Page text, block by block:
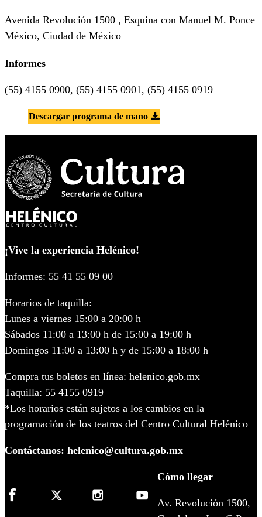
Avenida Revolución 1500 , Esquina con Manuel M. Ponce
México, Ciudad de México
Informes
(55) 4155 0900, (55) 4155 0901, (55) 4155 0919
Descargar programa de mano
¡Vive la experiencia Helénico!
Informes: 55 41 55 09 00
Horarios de taquilla:
Lunes a viernes 15:00 a 20:00 h
Sábados 11:00 a 13:00 h de 15:00 a 19:00 h
Domingos 11:00 a 13:00 h y de 15:00 a 18:00 h
Compra tus boletos en línea: helenico.gob.mx
Taquilla: 55 4155 0919
*Los horarios están sujetos a los cambios en la
programación de los teatros del Centro Cultural Helénico
Contáctanos: helenico@cultura.gob.mx
Cómo llegar
Av. Revolución 1500,